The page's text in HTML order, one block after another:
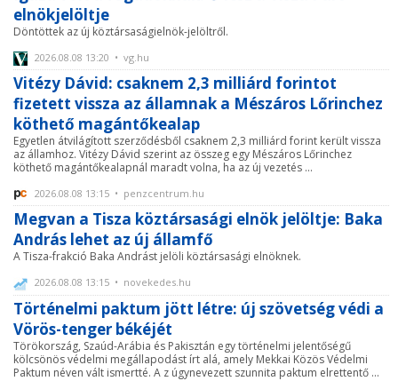
elnökjelöltje
Döntöttek az új köztársaságielnök-jelöltről.
2026.08.08 13:20 • vg.hu
Vitézy Dávid: csaknem 2,3 milliárd forintot
fizetett vissza az államnak a Mészáros Lőrinchez
köthető magántőkealap
Egyetlen átvilágított szerződésből csaknem 2,3 milliárd forint került vissza
az államhoz. Vitézy Dávid szerint az összeg egy Mészáros Lőrinchez
köthető magántőkealapnál maradt volna, ha az új vezetés ...
2026.08.08 13:15 • penzcentrum.hu
Megvan a Tisza köztársasági elnök jelöltje: Baka
András lehet az új államfő
A Tisza-frakció Baka Andrást jelöli köztársasági elnöknek.
2026.08.08 13:15 • novekedes.hu
Történelmi paktum jött létre: új szövetség védi a
Vörös-tenger békéjét
Törökország, Szaúd-Arábia és Pakisztán egy történelmi jelentőségű
kölcsönös védelmi megállapodást írt alá, amely Mekkai Közös Védelmi
Paktum néven vált ismertté. A z úgynevezett szunnita paktum elrettentő ...